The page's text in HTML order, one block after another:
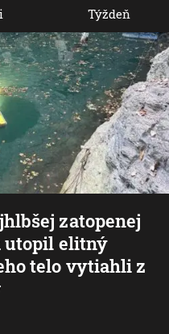
zatopenej
utopil elitný
telo vytiahli z
Týždeň